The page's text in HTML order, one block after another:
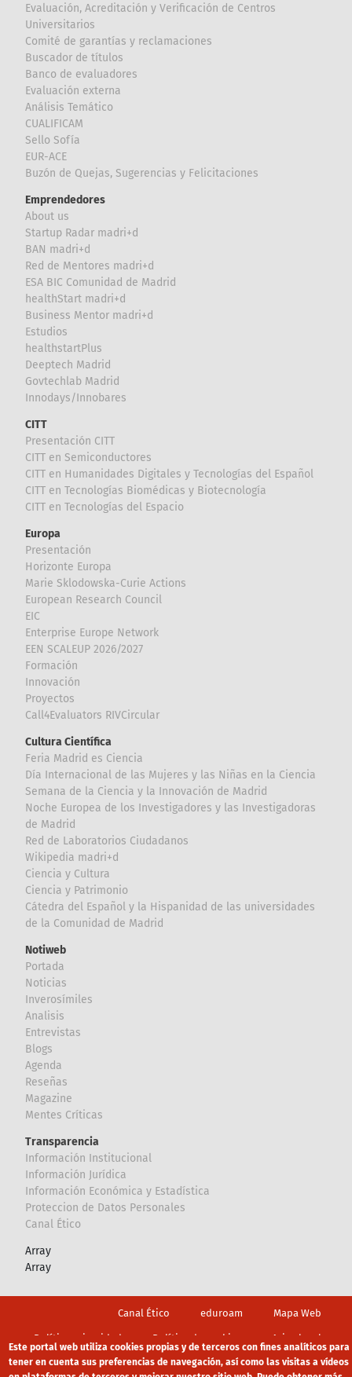
Evaluación, Acreditación y Verificación de Centros
Universitarios
Comité de garantías y reclamaciones
Buscador de títulos
Banco de evaluadores
Evaluación externa
Análisis Temático
CUALIFICAM
Sello Sofía
EUR-ACE
Buzón de Quejas, Sugerencias y Felicitaciones
Emprendedores
About us
Startup Radar madri+d
BAN madri+d
Red de Mentores madri+d
ESA BIC Comunidad de Madrid
healthStart madri+d
Business Mentor madri+d
Estudios
healthstartPlus
Deeptech Madrid
Govtechlab Madrid
Innodays/Innobares
CITT
Presentación CITT
CITT en Semiconductores
CITT en Humanidades Digitales y Tecnologías del Español
CITT en Tecnologías Biomédicas y Biotecnología
CITT en Tecnologías del Espacio
Europa
Presentación
Horizonte Europa
Marie Sklodowska-Curie Actions
European Research Council
EIC
Enterprise Europe Network
EEN SCALEUP 2026/2027
Formación
Innovación
Proyectos
Call4Evaluators RIVCircular
Cultura Científica
Feria Madrid es Ciencia
Día Internacional de las Mujeres y las Niñas en la Ciencia
Semana de la Ciencia y la Innovación de Madrid
Noche Europea de los Investigadores y las Investigadoras
de Madrid
Red de Laboratorios Ciudadanos
Wikipedia madri+d
Ciencia y Cultura
Ciencia y Patrimonio
Cátedra del Español y la Hispanidad de las universidades
de la Comunidad de Madrid
Notiweb
Portada
Noticias
Inverosímiles
Analisis
Entrevistas
Blogs
Agenda
Reseñas
Magazine
Mentes Críticas
Transparencia
Información Institucional
Información Jurídica
Información Económica y Estadística
Proteccion de Datos Personales
Canal Ético
Array
Array
Canal Ético eduroam Mapa Web
Política privacidad Política de cookies Aviso legal
Este portal web utiliza cookies propias y de terceros con fines analíticos para
tener en cuenta sus preferencias de navegación, así como las visitas a vídeos